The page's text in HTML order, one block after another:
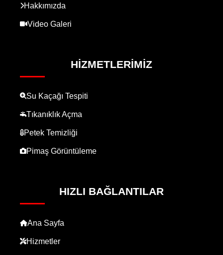
Hakkımızda
Video Galeri
HIZMETLERIMIZ
Su Kaçağı Tespiti
Tıkanıklık Açma
Petek Temizliği
Pimaş Görüntüleme
HIZLI BAĞLANTILAR
Ana Sayfa
Hizmetler